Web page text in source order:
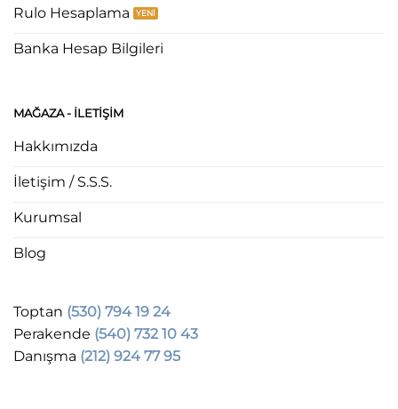
Rulo Hesaplama
Banka Hesap Bilgileri
MAĞAZA - ILETIŞIM
Hakkımızda
İletişim / S.S.S.
Kurumsal
Blog
Toptan (530) 794 19 24
Perakende (540) 732 10 43
Danışma (212) 924 77 95